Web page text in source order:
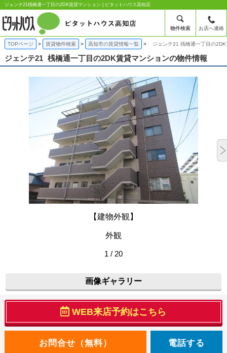
ジェンテ21桟橋通一丁目の2DK賃貸マンション | ピタットハウス高知店
物件検索 お店へ連絡
TOPページ 賃貸物件検索 高知市の賃貸情報一覧 ジェンテ21 桟橋通一丁目の
ジェンテ21 桟橋通一丁目の2DK賃貸マンションの物件情報
【建物外観】
外観
1 / 20
画像ギャラリー
WEB来店予約はこちら
電話する